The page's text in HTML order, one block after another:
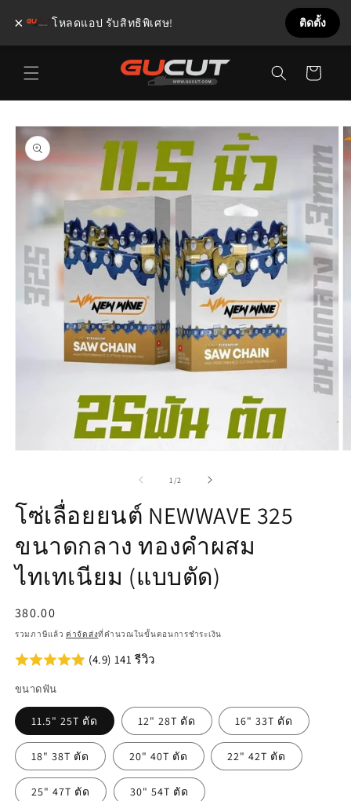
ข้ามไป
ยัง
เนื้อหา
สินค้า
ข้ามไป
ยังข้อมูล
สินค้า
ใน
โม
1 /จาก
2
โซ่เลื่อยยนต์ NEWWAVE 325
ขนาดกลาง ทองคำผสม
ไทเทเนียม (แบบตัด)
ราคา
ปกติ
380.00
รวมภาษีแล้ว ค่าจัดส่งที่คำนวณในขั้นตอนการชำระเงิน
(4.9) 141 รีวิว
ขนาดฟัน
11.5" 25T ตัด 12" 28T ตัด 16" 33T ตัด
18" 38T ตัด 20" 40T ตัด 22" 42T ตัด
25" 47T ตัด 30" 54T ตัด
× โหลดแอป รับสิทธิพิเศษ! ติดตั้ง